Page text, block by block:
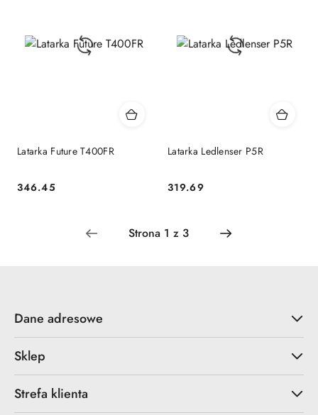
Latarka Future T400FR
Cena:
346.45
Latarka Ledlenser P5R
Cena:
319.69
Dane adresowe
Sklep
Strefa klienta